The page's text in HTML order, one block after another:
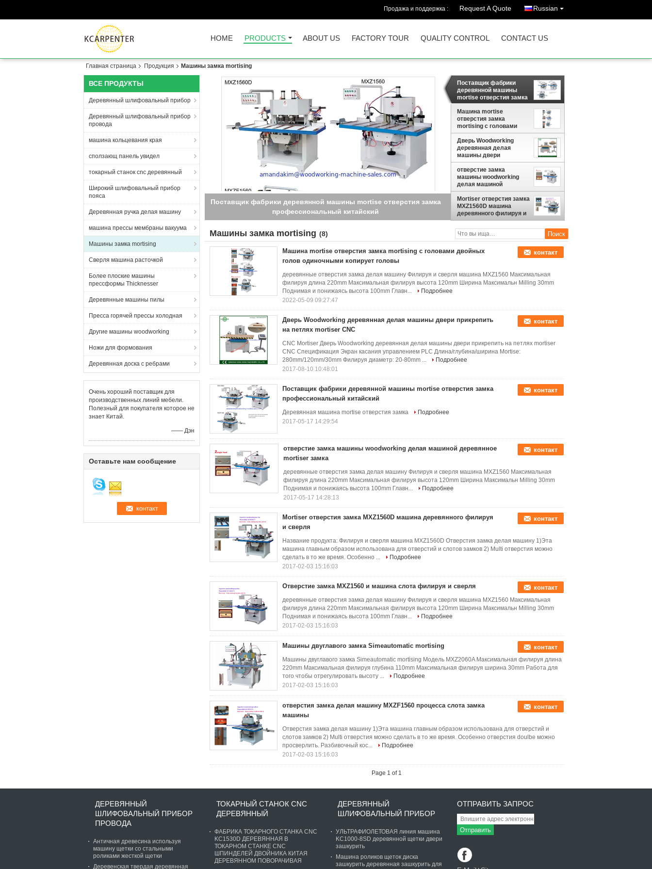
Продажа и поддержка : Request A Quote Russian
HOME PRODUCTS ABOUT US FACTORY TOUR QUALITY CONTROL CONTACT US
Главная страница Продукция Машины замка mortising
ВСЕ ПРОДУКТЫ
Деревянный шлифовальный прибор
Деревянный шлифовальный прибор
провода
машина кольцевания края
сползающ панель увидел
токарный станок cnc деревянный
Широкий шлифовальный прибор
пояса
Деревянная ручка делая машину
машина прессы мембраны вакуума
Машины замка mortising
Сверля машина расточкой
Более плоские машины
прессформы Thicknesser
Деревянные машины пилы
Пресса горячей прессы холодная
Другие машины woodworking
Ножи для формования
Деревянная доска с ребрами
Очень хороший поставщик для
производственных линий мебели.
Полезный для покупателя которое не
знает Китай.
—— Дэн
Оставьте нам сообщение
Поставщик фабрики деревянной машины mortise отверстия замка
профессиональный китайский
Поставщик фабрики
деревянной машины
mortise отверстия замка
профессиональный
китайский
Машина mortise
отверстия замка
mortising с головами
двойных голов
одиночными копирует
головы
Дверь Woodworking
деревянная делая
машины двери
прикрепить на петлях
mortiser CNC
отверстие замка
машины woodworking
делая машиной
деревянное mortiser
замка
Mortiser отверстия замка
MXZ1560D машина
деревянного филируя и
сверля
Машины замка mortising (8)
Машина mortise отверстия замка mortising с головами двойных
голов одиночными копирует головы
контакт
деревянные отверстия замка делая машину Филируя и сверля машина MXZ1560 Максимальная
филируя длина 220mm Максимальная филируя высота 120mm Ширина Максимальн Milling 30mm
Поднимая и понижаясь высота 100mm Главн...
Подробнее
2022-05-09 09:27:47
Дверь Woodworking деревянная делая машины двери прикрепить
на петлях mortiser CNC
контакт
CNC Mortiser Дверь Woodworking деревянная делая машины двери прикрепить на петлях mortiser
CNC Спецификация Экран касания управлением PLC Длина/глубина/ширина Mortise:
280mm/120mm/30mm Филируя диаметр: 20-80mm ...
Подробнее
2017-08-10 10:48:01
Поставщик фабрики деревянной машины mortise отверстия замка
профессиональный китайский
контакт
Деревянная машина mortise отверстия замка
Подробнее
2017-05-17 14:29:54
отверстие замка машины woodworking делая машиной деревянное
mortiser замка
контакт
деревянные отверстия замка делая машину Филируя и сверля машина MXZ1560 Максимальная
филируя длина 220mm Максимальная филируя высота 120mm Ширина Максимальн Milling 30mm
Поднимая и понижаясь высота 100mm Главн...
Подробнее
2017-05-17 14:28:13
Mortiser отверстия замка MXZ1560D машина деревянного филируя
и сверля
контакт
Название продукта: Филируя и сверля машина MXZ1560D Отверстия замка делая машину 1)Эта
машина главным образом использована для отверстий и слотов замков 2) Multi отверстия можно
сделать в то же время. Особенно ...
Подробнее
2017-02-03 15:16:03
Отверстие замка MXZ1560 и машина слота филируя и сверля контакт
деревянные отверстия замка делая машину Филируя и сверля машина MXZ1560 Максимальная
филируя длина 220mm Максимальная филируя высота 120mm Ширина Максимальн Milling 30mm
Поднимая и понижаясь высота 100mm Главн...
Подробнее
2017-02-03 15:16:03
Машины двуглавого замка Simeautomatic mortising контакт
Машины двуглавого замка Simeautomatic mortising Модель MXZ2060A Максимальная филируя длина
220mm Максимальная филируя глубина 110mm Максимальная филируя ширина 30mm Работа для
того чтобы отрегулировать высоту ...
Подробнее
2017-02-03 15:16:03
отверстия замка делая машину MXZF1560 процесса слота замка
машины
контакт
Отверстия замка делая машину 1)Эта машина главным образом использована для отверстий и
слотов замков 2) Multi отверстия можно сделать в то же время. Особенно отверстия doulbe можно
просверлить. Разбивочный кос...
Подробнее
2017-02-03 15:16:03
Page 1 of 1
ДЕРЕВЯННЫЙ
ШЛИФОВАЛЬНЫЙ ПРИБОР
ПРОВОДА
Античная древесина используя
машину щетки со стальными
роликами жесткой щетки
Деревенская твердая деревянная
ТОКАРНЫЙ СТАНОК CNC
ДЕРЕВЯННЫЙ
ФАБРИКА ТОКАРНОГО СТАНКА CNC
KC1530D ДЕРЕВЯННАЯ В
ТОКАРНОМ СТАНКЕ CNC
ШПИНДЕЛЕЙ ДВОЙНИКА КИТАЯ
ДЕРЕВЯННОМ ПОВОРАЧИВАЯ
ДЕРЕВЯННЫЙ
ШЛИФОВАЛЬНЫЙ ПРИБОР
УЛЬТРАФИОЛЕТОВАЯ линия машина
KC1000-8SD деревянной щетки двери
зашкурить
Машина роликов щеток диска
зашкурить деревянная зашкурить для
ОТПРАВИТЬ ЗАПРОС
Отправить